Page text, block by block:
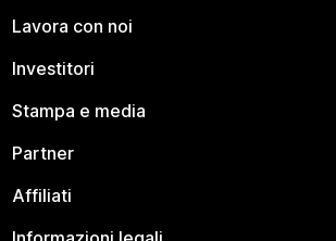
Lavora con noi
Investitori
Stampa e media
Partner
Affiliati